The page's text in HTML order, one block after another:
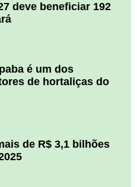
deve beneficiar 192
é um dos
de hortaliças do
de R$ 3,1 bilhões